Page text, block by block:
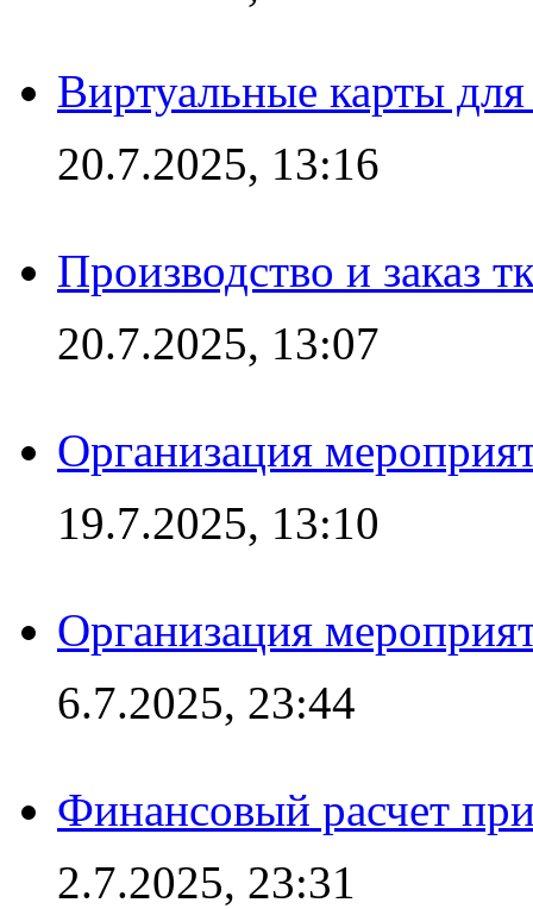
Виртуальные карты
20.7.2025, 13:16
Производство и заказ
20.7.2025, 13:07
Организация
19.7.2025, 13:10
Организация
6.7.2025, 23:44
Финансовый расчет
2.7.2025, 23:31